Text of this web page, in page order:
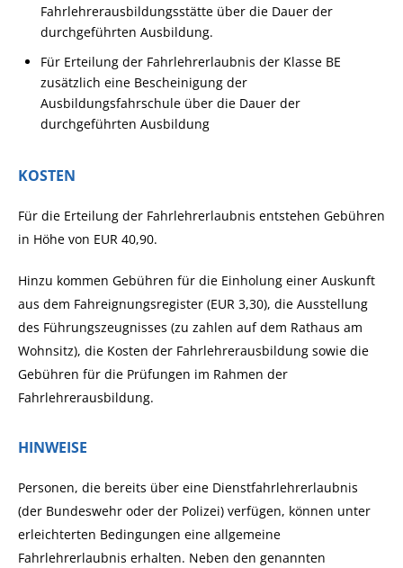
Fahrlehrerausbildungsstätte über die Dauer der
durchgeführten Ausbildung.
Für Erteilung der Fahrlehrerlaubnis der Klasse BE
zusätzlich eine Bescheinigung der
Ausbildungsfahrschule über die Dauer der
durchgeführten Ausbildung
KOSTEN
Für die Erteilung der Fahrlehrerlaubnis entstehen Gebühren
in Höhe von EUR 40,90.
Hinzu kommen Gebühren für die Einholung einer Auskunft
aus dem Fahreignungsregister (EUR 3,30), die Ausstellung
des Führungszeugnisses (zu zahlen auf dem Rathaus am
Wohnsitz), die Kosten der Fahrlehrerausbildung sowie die
Gebühren für die Prüfungen im Rahmen der
Fahrlehrerausbildung.
HINWEISE
Personen, die bereits über eine Dienstfahrlehrerlaubnis
(der Bundeswehr oder der Polizei) verfügen, können unter
erleichterten Bedingungen eine allgemeine
Fahrlehrerlaubnis erhalten. Neben den genannten